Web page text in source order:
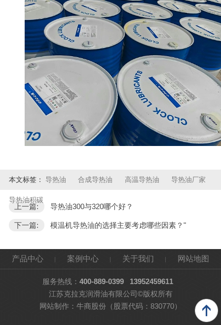
本文标签： 导热油 合成导热油 高温导热油 导热油厂家
导热油积碳
上一篇: 导热油300与320哪个好？
下一篇: 模温机导热油的选择主要考虑哪些因素？"
产品中心 案例中心 关于我们 网站地图
服务热线： 400-889-0399
13952459611
江苏克拉克润滑油有限公司©版权所有
网站制作： 牛商股份 （股票代码：830770）